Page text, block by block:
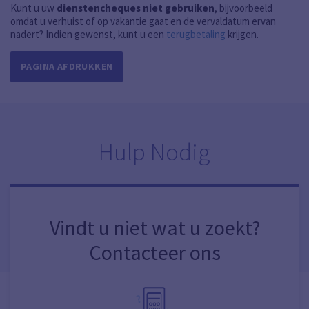
Kunt u uw dienstencheques niet gebruiken, bijvoorbeeld
omdat u verhuist of op vakantie gaat en de vervaldatum ervan
nadert? Indien gewenst, kunt u een terugbetaling krijgen.
PAGINA AFDRUKKEN
Hulp Nodig
Vindt u niet wat u zoekt?
Contacteer ons